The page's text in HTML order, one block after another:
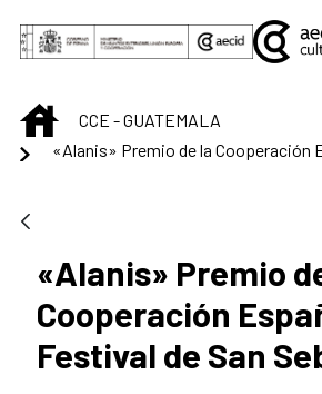
Saltar al contenido principal
INICIOCCE - GUATEMALA
«Alanis» Premio
Cooperación
Festival de San